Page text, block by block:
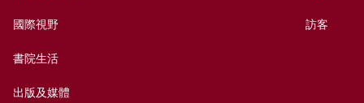
國際視野
書院生活
出版及媒體
訪客